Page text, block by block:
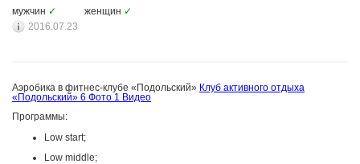
мужчин ✓ женщин ✓
2016.07.23
Аэробика в фитнес-клубе «Подольский» Клуб активного отдыха
«Подольский» 6 Фото 1 Видео
Программы:
Low start;
Low middle;